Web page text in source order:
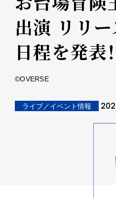
出演 リリ
日程を発表！
©OVERSE
ライブ／イベント情報